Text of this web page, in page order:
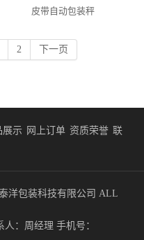
皮带自动包装秤
2 下一页
展示 网上订单 资质荣誉 联
洋包装科技有限公司 ALL
：周经理 手机号：